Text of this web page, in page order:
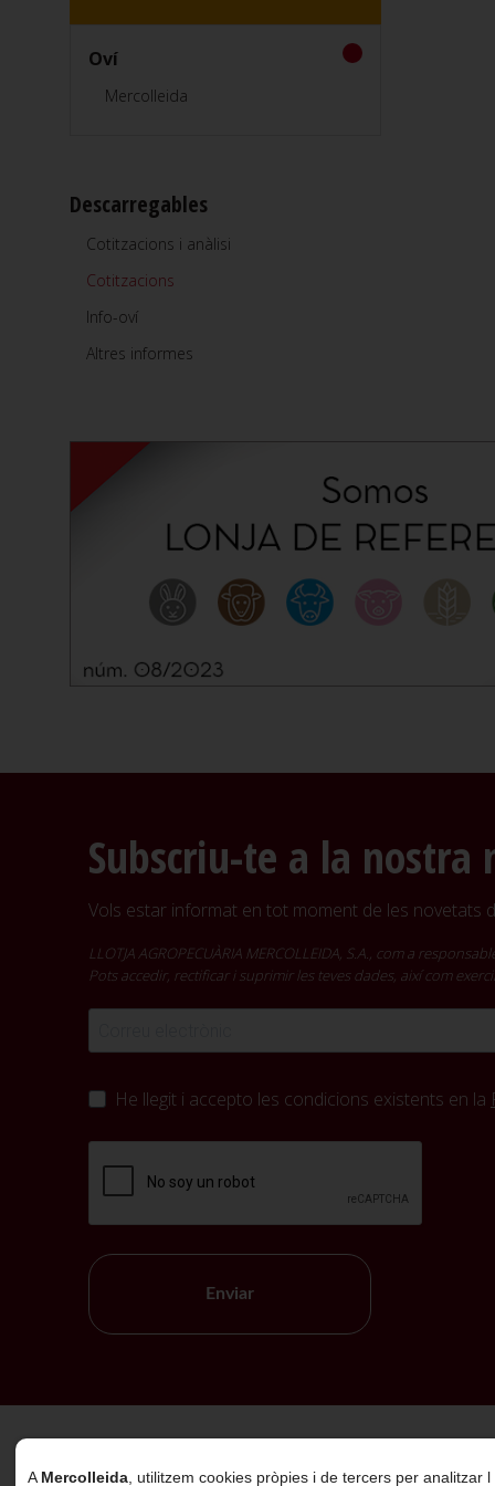
Oví
Mercolleida
Descarregables
Cotitzacions i anàlisi
Cotitzacions
Info-oví
Altres informes
Subscriu-te a la nostra
Vols estar informat en tot moment de les
LLOTJA AGROPECUÀRIA MERCOLLEIDA, S.A., com a
Pots accedir, rectificar i suprimir les teves dades, així com
He llegit i accepto les condicions existents en la
Enviar
A Mercolleida , utilitzem cookies pròpies i de tercers per